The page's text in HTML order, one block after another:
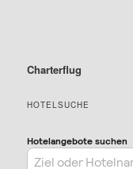
Charterflug
HOTELSUCHE